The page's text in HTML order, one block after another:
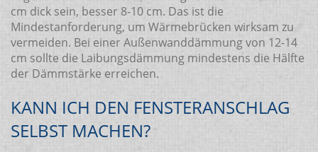
cm dick sein, besser 8-10 cm. Das ist die
Mindestanforderung, um Wärmebrücken wirksam zu
vermeiden. Bei einer Außenwanddämmung von 12-14
cm sollte die Laibungsdämmung mindestens die Hälfte
der Dämmstärke erreichen.
KANN ICH DEN FENSTERANSCHLAG
SELBST MACHEN?